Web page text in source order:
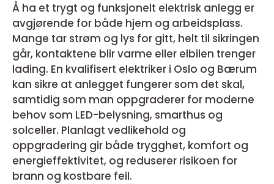
Å ha et trygt og funksjonelt elektrisk anlegg er
avgjørende for både hjem og arbeidsplass.
Mange tar strøm og lys for gitt, helt til sikringen
går, kontaktene blir varme eller elbilen trenger
lading. En kvalifisert elektriker i Oslo og Bærum
kan sikre at anlegget fungerer som det skal,
samtidig som man oppgraderer for moderne
behov som LED-belysning, smarthus og
solceller. Planlagt vedlikehold og
oppgradering gir både trygghet, komfort og
energieffektivitet, og reduserer risikoen for
brann og kostbare feil.